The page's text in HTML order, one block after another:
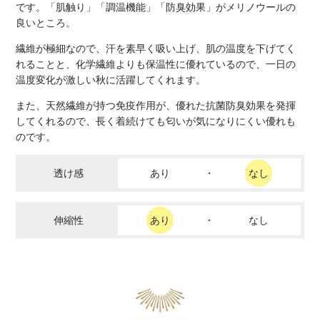
です。「肌触り」「調温機能」「防臭効果」がメリノウールの
良いところ。
繊維が極細なので、汗を素早く吸い上げ、肌の温度を下げてく
れることと、化学繊維よりも保温性に優れているので、一日の
温度変化が激しい秋に活躍してくれます。
また、天然繊維が持つ免疫作用が、優れた抗菌防臭効果を発揮
してくれるので、長く着続けても匂いが気になりにくい優れも
のです。
透け感 あり ・ なし
伸縮性 あり ・ なし